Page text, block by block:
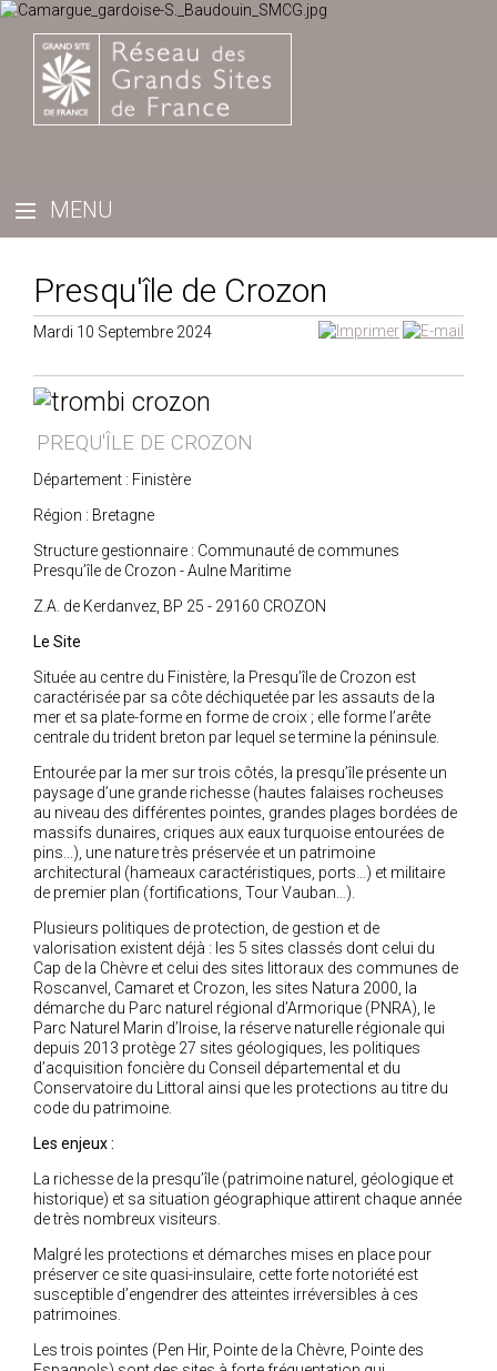
Presqu'île de Crozon
Mardi 10 Septembre 2024
PREQU'ÎLE DE CROZON
Département : Finistère
Région : Bretagne
Structure gestionnaire : Communauté de communes
Presqu’île de Crozon - Aulne Maritime
Z.A. de Kerdanvez, BP 25 - 29160 CROZON
Le Site
Située au centre du Finistère, la Presqu’île de Crozon est
caractérisée par sa côte déchiquetée par les assauts de la
mer et sa plate-forme en forme de croix ; elle forme l’arête
centrale du trident breton par lequel se termine la péninsule.
Entourée par la mer sur trois côtés, la presqu’île présente un
paysage d’une grande richesse (hautes falaises rocheuses
au niveau des différentes pointes, grandes plages bordées de
massifs dunaires, criques aux eaux turquoise entourées de
pins...), une nature très préservée et un patrimoine
architectural (hameaux caractéristiques, ports…) et militaire
de premier plan (fortifications, Tour Vauban…).
Plusieurs politiques de protection, de gestion et de
valorisation existent déjà : les 5 sites classés dont celui du
Cap de la Chèvre et celui des sites littoraux des communes de
Roscanvel, Camaret et Crozon, les sites Natura 2000, la
démarche du Parc naturel régional d’Armorique (PNRA), le
Parc Naturel Marin d’Iroise, la réserve naturelle régionale qui
depuis 2013 protège 27 sites géologiques, les politiques
d’acquisition foncière du Conseil départemental et du
Conservatoire du Littoral ainsi que les protections au titre du
code du patrimoine.
Les enjeux :
La richesse de la presqu’île (patrimoine naturel, géologique et
historique) et sa situation géographique attirent chaque année
de très nombreux visiteurs.
Malgré les protections et démarches mises en place pour
préserver ce site quasi-insulaire, cette forte notoriété est
susceptible d’engendrer des atteintes irréversibles à ces
patrimoines.
Les trois pointes (Pen Hir, Pointe de la Chèvre, Pointe des